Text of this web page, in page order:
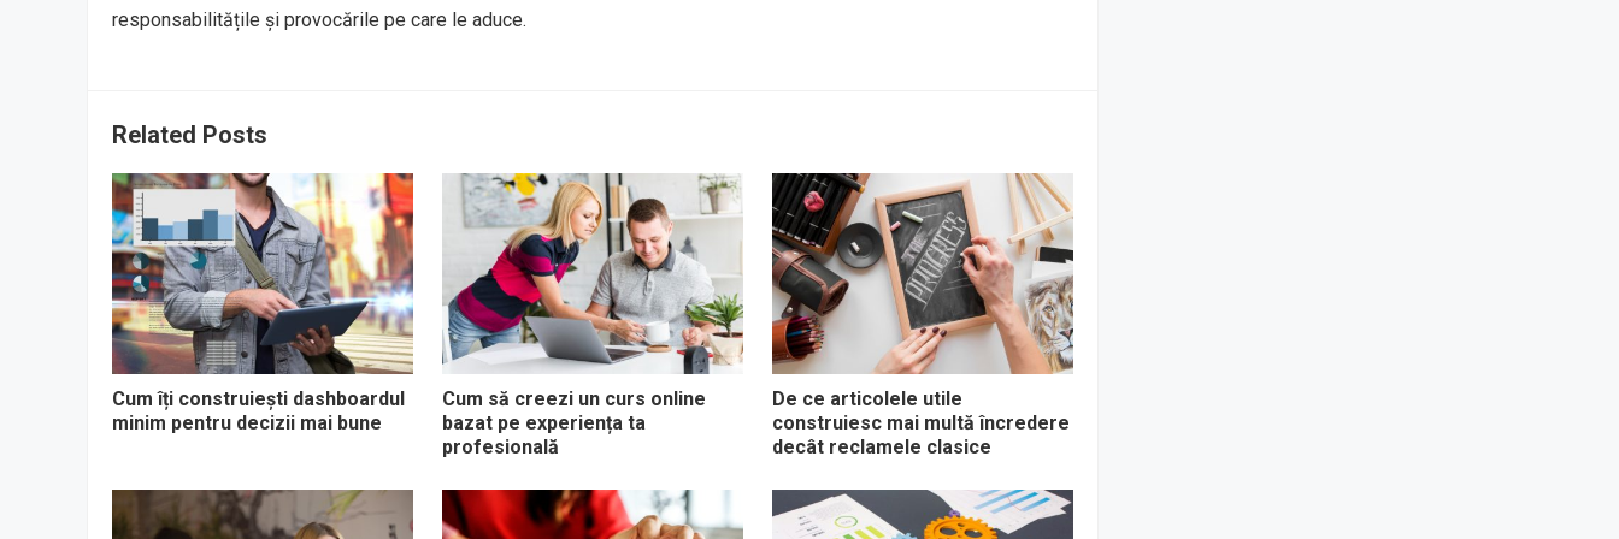
responsabilitățile și provocările pe care le aduce.
Related Posts
Cum îți construiești dashboardul
minim pentru decizii mai bune
Cum să creezi un curs online
bazat pe experiența ta
profesională
De ce articolele utile
construiesc mai multă încredere
decât reclamele clasice